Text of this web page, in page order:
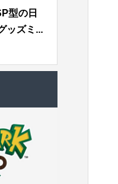
型の日
ッズミ...